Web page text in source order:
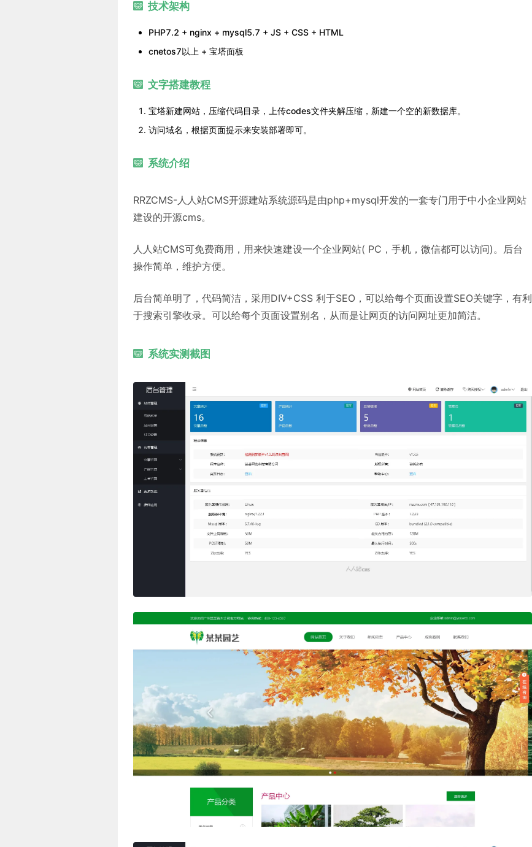
技术架构
PHP7.2 + nginx + mysql5.7 + JS + CSS + HTML
cnetos7以上 + 宝塔面板
文字搭建教程
宝塔新建网站，压缩代码目录，上传codes文件夹解压缩，新建一个空的新数据库。
访问域名，根据页面提示来安装部署即可。
系统介绍
RRZCMS-人人站CMS开源建站系统源码是由php+mysql开发的一套专门用于中小企业网站
建设的开源cms。
人人站CMS可免费商用，用来快速建设一个企业网站( PC，手机，微信都可以访问)。后台
操作简单，维护方便。
后台简单明了，代码简洁，采用DIV+CSS 利于SEO，可以给每个页面设置SEO关键字，有利
于搜索引擎收录。可以给每个页面设置别名，从而是让网页的访问网址更加简洁。
系统实测截图